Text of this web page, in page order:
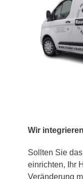
Wir
Sollten Sie
einrichten, Ihr
Veränderung